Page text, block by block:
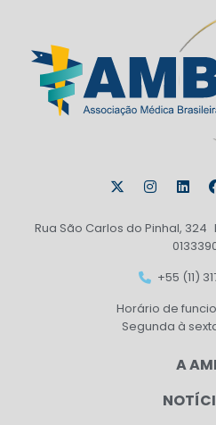
Rua São Carlos do Pinhal, 324
+55 (11)
Horário de
Segunda à
A